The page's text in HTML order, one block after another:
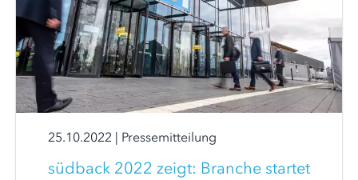
25.10.2022 | Pressemitteilung
südback 2022 zeigt: Branche startet